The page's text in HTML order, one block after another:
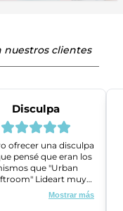
nuestros clientes
Disculpa
ofrecer una disculpa
pensé que eran los
que "Urban
Lideart muy
me ayudaron a
un problema que
Mostrar más